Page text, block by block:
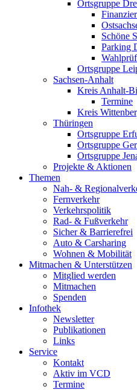
Ortsgruppe
Schöne
Parking
Ortsgruppe
Sachsen-Anhalt
Kreis Anhalt-
Termine
Kreis
Thüringen
Ortsgruppe
Ortsgruppe
Ortsgruppe
Projekte & Aktionen
Themen
Nah- &
Fernverkehr
Verkehrspolitik
Rad- & Fußverkehr
Sicher & Barrierefrei
Auto & Carsharing
Wohnen & Mobilität
Mitmachen & Unterstützen
Mitglied werden
Mitmachen
Spenden
Infothek
Newsletter
Publikationen
Links
Service
Kontakt
Aktiv im VCD
Termine